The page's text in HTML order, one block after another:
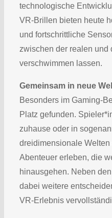
technologische
VR-Brillen bieten heute
und fortschrittliche
zwischen der realen und
verschwimmen lassen.
Gemeinsam in neue
Besonders im Gaming-
Platz gefunden.
zuhause oder in
dreidimensionale
Abenteuer erleben, die
hinausgehen. Neben
dabei weitere
VR-Erlebnis